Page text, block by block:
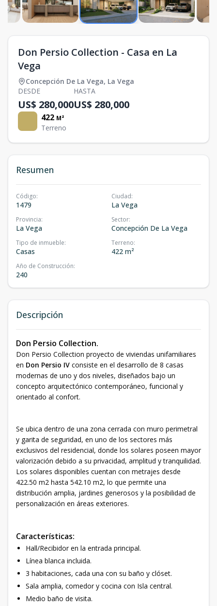
Don Persio Collection - Casa en La
Vega
Concepción De La Vega, La Vega
DESDE
US$ 280,000
HASTA
US$ 280,000
422 M²
Terreno
Resumen
Código:
1479
Ciudad:
La Vega
Provincia:
La Vega
Sector:
Concepción De La Vega
Tipo de inmueble:
Casas
Terreno:
422 m²
Año de Construcción:
240
Descripción
Don Persio Collection.
Don Persio Collection proyecto de viviendas unifamiliares
en Don Persio IV consiste en el desarrollo de 8 casas
modernas de uno y dos niveles, diseñados bajo un
concepto arquitectónico contemporáneo, funcional y
orientado al confort.
Se ubica dentro de una zona cerrada con muro perimetral
y garita de seguridad, en uno de los sectores más
exclusivos del residencial, donde los solares poseen mayor
valorización debido a su privacidad, amplitud y tranquilidad.
Los solares disponibles cuentan con metrajes desde
422.50 m2 hasta 542.10 m2, lo que permite una
distribución amplia, jardines generosos y la posibilidad de
personalización en áreas exteriores.
Características:
Hall/Recibidor en la entrada principal.
Línea blanca incluida.
3 habitaciones, cada una con su baño y clóset.
Sala amplia, comedor y cocina con Isla central.
Medio baño de visita.